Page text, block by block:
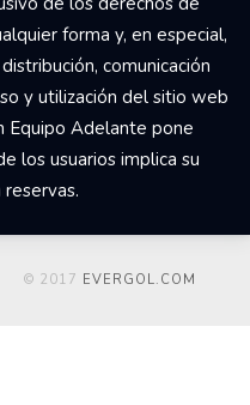
forma y, en especial,
comunicación
y utilización del sitio web
Equipo Adelante pone
los usuarios implica su
© 2017 EVERGOL.COM